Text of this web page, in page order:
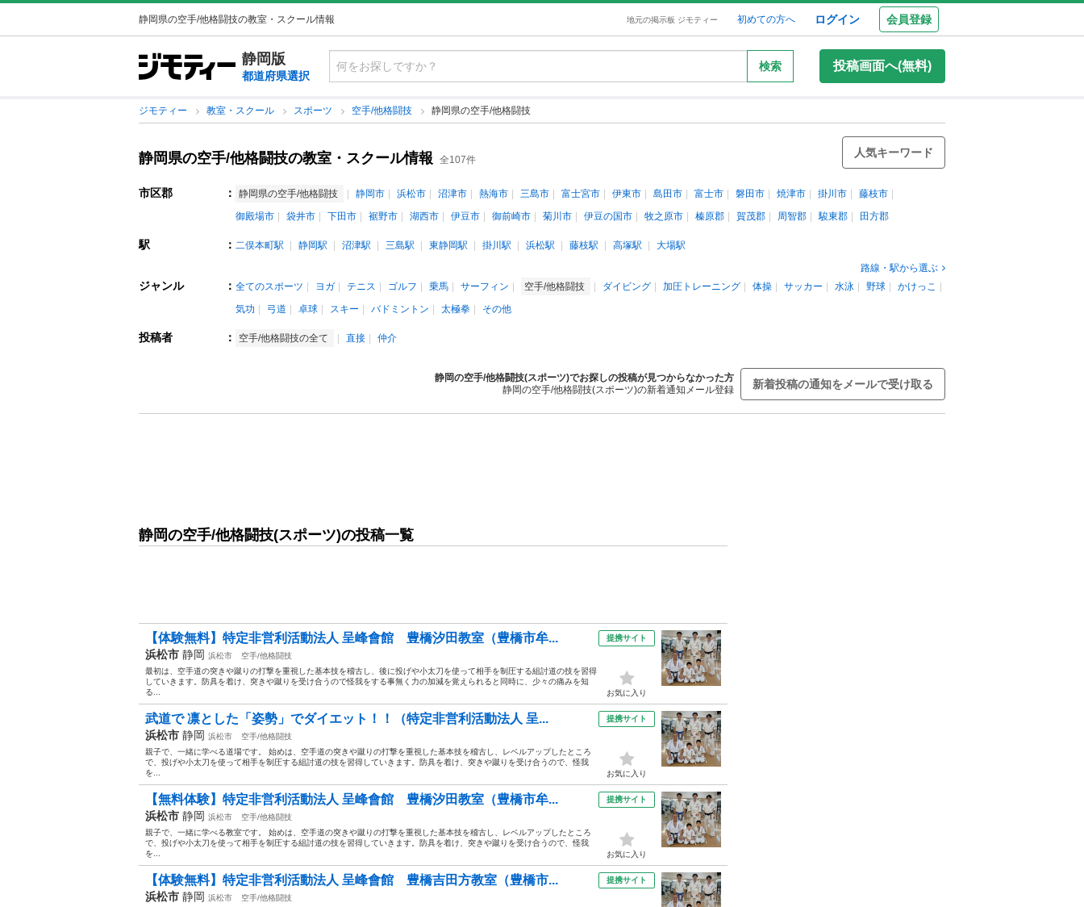
静岡県の空手/他格闘技の教室・スクール情報 地元の掲示板 ジモティー 初めての方へ ログイン 会員登録
静岡版
都道府県選択
検索 投稿画面へ(無料)
ジモティー 教室・スクール スポーツ 空手/他格闘技 静岡県の空手/他格闘技
静岡県の空手/他格闘技の教室・スクール情報 全107件
人気キーワード
市区郡 ： 静岡県の空手/他格闘技 静岡市 浜松市 沼津市 熱海市 三島市 富士宮市 伊東市 島田市 富士市 磐田市 焼津市 掛川市
藤枝市
御殿場市
袋井市 下田市 裾野市 湖西市 伊豆市 御前崎市 菊川市 伊豆の国市 牧之原市 榛原郡 賀茂郡 周智郡 駿東郡 田方郡
駅 ： 二俣本町駅 静岡駅 沼津駅 三島駅 東静岡駅 掛川駅 浜松駅 藤枝駅 高塚駅
大場駅
路線・駅から選ぶ
ジャンル ： 全てのスポーツ ヨガ テニス ゴルフ 乗馬 サーフィン 空手/他格闘技 ダイビング 加圧トレーニング 体操 サッカー 水泳 野球
かけっこ
気功
弓道 卓球 スキー バドミントン 太極拳 その他
投稿者 ： 空手/他格闘技の全て 直接 仲介
静岡の空手/他格闘技(スポーツ)でお探しの投稿が見つからなかった方
静岡の空手/他格闘技(スポーツ)の新着通知メール登録
新着投稿の通知をメールで受け取る
静岡の空手/他格闘技(スポーツ)の投稿一覧
【体験無料】特定非営利活動法人 呈峰會館 豊橋汐田教室（豊橋市牟...
浜松市 静岡 浜松市
空手/他格闘技
最初は、空手道の突きや蹴りの打撃を重視した基本技を稽古し、後に投げや小太刀を使って相手を制圧する組討道の技を習得
していきます。防具を着け、突きや蹴りを受け合うので怪我をする事無く力の加減を覚えられると同時に、少々の痛みを知
る...
提携サイト
お気に入り
武道で 凛とした「姿勢」でダイエット！！（特定非営利活動法人 呈...
浜松市 静岡 浜松市
空手/他格闘技
親子で、一緒に学べる道場です。 始めは、空手道の突きや蹴りの打撃を重視した基本技を稽古し、レベルアップしたところ
で、投げや小太刀を使って相手を制圧する組討道の技を習得していきます。防具を着け、突きや蹴りを受け合うので、怪我
を...
提携サイト
お気に入り
【無料体験】特定非営利活動法人 呈峰會館 豊橋汐田教室（豊橋市牟...
浜松市 静岡 浜松市
空手/他格闘技
親子で、一緒に学べる教室です。 始めは、空手道の突きや蹴りの打撃を重視した基本技を稽古し、レベルアップしたところ
で、投げや小太刀を使って相手を制圧する組討道の技を習得していきます。防具を着け、突きや蹴りを受け合うので、怪我
を...
提携サイト
お気に入り
【体験無料】特定非営利活動法人 呈峰會館 豊橋吉田方教室（豊橋市...
浜松市 静岡 浜松市
空手/他格闘技
提携サイト